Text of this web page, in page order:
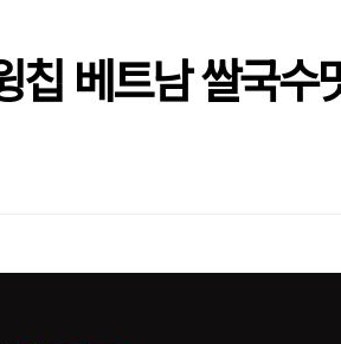
칩 베트남 쌀국수